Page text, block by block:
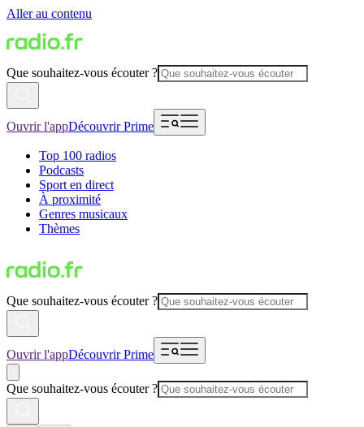
Aller au contenu
Que souhaitez-vous écouter ?
Ouvrir l'appDécouvrir Prime
Top 100 radios
Podcasts
Sport en direct
À proximité
Genres musicaux
Thèmes
Que souhaitez-vous écouter ?
Ouvrir l'appDécouvrir Prime
Que souhaitez-vous écouter ?